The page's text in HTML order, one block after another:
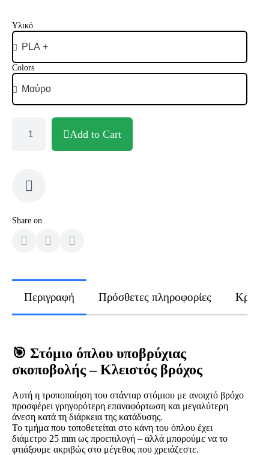
Υλικό
Colors
Add to Cart
Share on
Περιγραφή Πρόσθετες πληροφορίες
🎯 Στόμιο όπλου υποβρύχιας
σκοποβολής – Κλειστός βρόχος
Αυτή η τροποποίηση του στάνταρ στόμιου με ανοιχτό βρόχο
προσφέρει γρηγορότερη επαναφόρτωση και μεγαλύτερη
άνεση κατά τη διάρκεια της κατάδυσης.
Το τμήμα που τοποθετείται στο κάνη του όπλου έχει
διάμετρο 25 mm ως προεπιλογή – αλλά μπορούμε να το
φτιάξουμε ακριβώς στο μέγεθος που χρειάζεστε.